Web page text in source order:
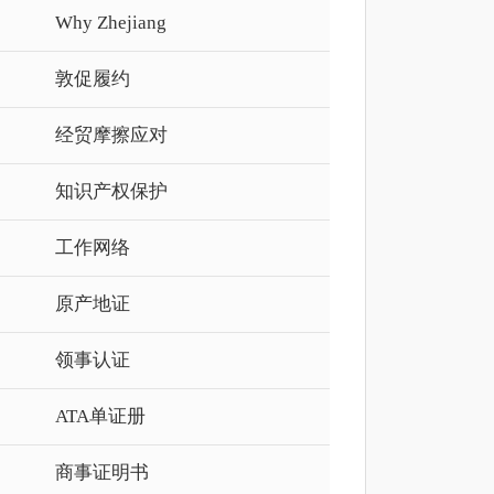
Why Zhejiang
敦促履约
经贸摩擦应对
知识产权保护
工作网络
原产地证
领事认证
ATA单证册
商事证明书